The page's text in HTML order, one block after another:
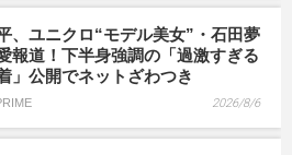
、ユニクロ“モデル美女”・石田夢
報道！下半身強調の「過激すぎる
」公開でネットざわつき
2026/8/6